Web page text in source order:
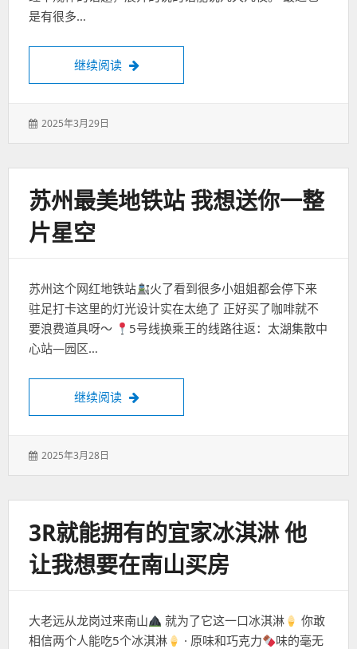
是有很多…
继续阅读 月经推迟不来什么原因
发
2025年3月29日
苏州最美地铁站 我想送你一整
片星空
苏州这个网红地铁站
火了看到很多小姐姐都会停下来
驻足打卡这里的灯光设计实在太绝了 正好买了咖啡就不
要浪费道具呀～
5号线换乘王的线路往返：太湖集散中
心站—园区…
继续阅读 苏州最美地铁站 我想送你一整片星空
发
2025年3月28日
3R就能拥有的宜家冰淇淋 他
让我想要在南山买房
大老远从龙岗过来南山 就为了它这一口冰淇淋
你敢
相信两个人能吃5个冰淇淋
· 原味和巧克力
味的毫无